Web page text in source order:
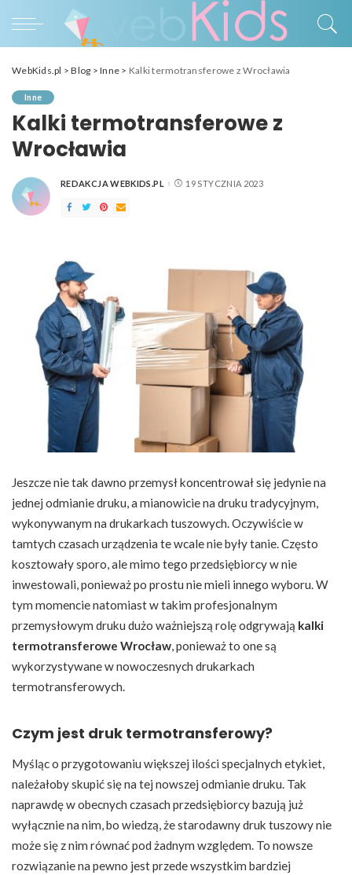
WebKids.pl >Blog >Inne > Kalki termotransferowe z Wrocławia
Inne
Kalki termotransferowe z
Wrocławia
POSTED
REDAKCJA WEBKIDS.PL 19 STYCZNIA 2023
Jeszcze nie tak dawno przemysł koncentrował się jedynie na
jednej odmianie druku, a mianowicie na druku tradycyjnym,
wykonywanym na drukarkach tuszowych. Oczywiście w
tamtych czasach urządzenia te wcale nie były tanie. Często
kosztowały sporo, ale mimo tego przedsiębiorcy w nie
inwestowali, ponieważ po prostu nie mieli innego wyboru. W
tym momencie natomiast w takim profesjonalnym
przemysłowym druku dużo ważniejszą rolę odgrywają kalki
termotransferowe Wrocław, ponieważ to one są
wykorzystywane w nowoczesnych drukarkach
termotransferowych.
Czym jest druk termotransferowy?
Myśląc o przygotowaniu większej ilości specjalnych etykiet,
należałoby skupić się na tej nowszej odmianie druku. Tak
naprawdę w obecnych czasach przedsiębiorcy bazują już
wyłącznie na nim, bo wiedzą, że starodawny druk tuszowy nie
może się z nim równać pod żadnym względem. To nowsze
rozwiązanie na pewno jest przede wszystkim bardziej